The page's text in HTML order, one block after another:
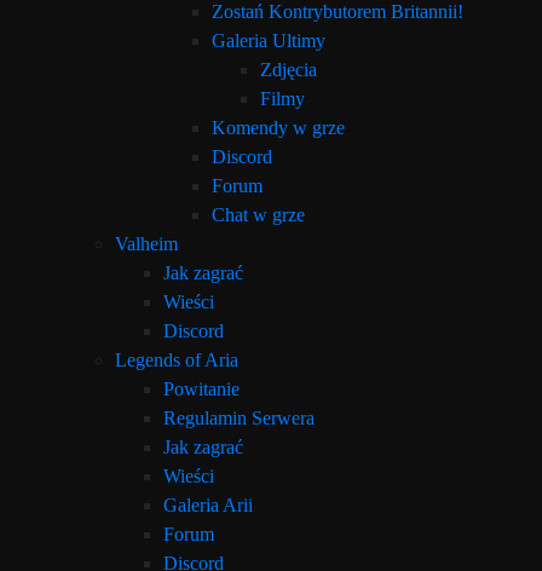
Zostań Kontrybutorem Britannii!
Galeria Ultimy
Zdjęcia
Filmy
Komendy w grze
Discord
Forum
Chat w grze
Valheim
Jak zagrać
Wieści
Discord
Legends of Aria
Powitanie
Regulamin Serwera
Jak zagrać
Wieści
Galeria Arii
Forum
Discord